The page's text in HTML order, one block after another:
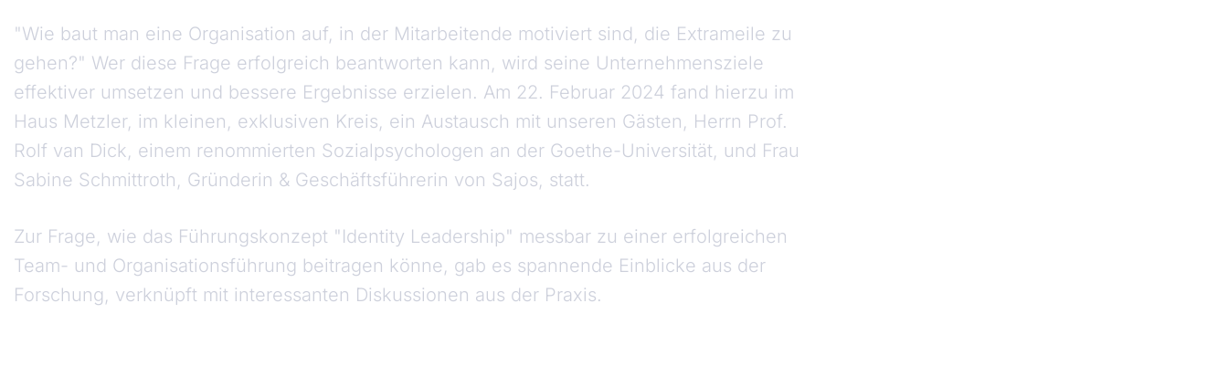
"Wie baut man eine Organisation auf, in der Mitarbeitende motiviert sind, die Extrameile zu
gehen?" Wer diese Frage erfolgreich beantworten kann, wird seine Unternehmensziele
effektiver umsetzen und bessere Ergebnisse erzielen. Am 22. Februar 2024 fand hierzu im
Haus Metzler, im kleinen, exklusiven Kreis, ein Austausch mit unseren Gästen, Herrn Prof.
Rolf van Dick, einem renommierten Sozialpsychologen an der Goethe-Universität, und Frau
Sabine Schmittroth, Gründerin & Geschäftsführerin von Sajos, statt.
Zur Frage, wie das Führungskonzept "Identity Leadership" messbar zu einer erfolgreichen
Team- und Organisationsführung beitragen könne, gab es spannende Einblicke aus der
Forschung, verknüpft mit interessanten Diskussionen aus der Praxis.